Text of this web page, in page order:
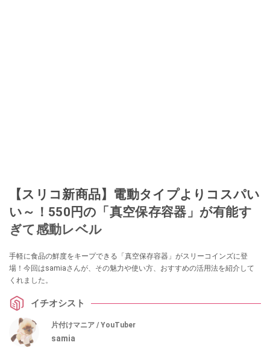
【スリコ新商品】電動タイプよりコスパい
い～！550円の「真空保存容器」が有能す
ぎて感動レベル
手軽に食品の鮮度をキープできる「真空保存容器」がスリーコインズに登
場！今回はsamiaさんが、その魅力や使い方、おすすめの活用法を紹介して
くれました。
イチオシスト
片付けマニア / YouTuber
samia